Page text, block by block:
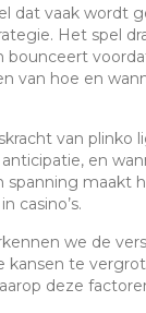
dat vaak wordt
Het spel
bounceert
van hoe en
van plinko
en
spanning maakt
casino’s.
we de
kansen te
deze